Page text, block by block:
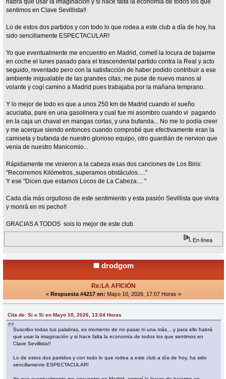
habrá que usar la imaginación y si hace falta la economía de todos los que
sentimos en Clave Sevillista!!
Lo de estos dos partidos y con todo lo que rodea a este club a día de hoy, ha
sido sencillamente ESPECTACULAR!
Yo que eventualmente me encuentro en Madrid, cometí la locura de bajarme
en coche el lunes pasado para el trascendental partido contra la Real y acto
seguido, reventado pero con la satisfacción de haber podido contribuir a ese
ambiente inigualable de las grandes citas; me puse de nuevo manos al
volante y cogí camino a Madrid pues trabajaba por la mañana temprano.
Y lo mejor de todo es que a unos 250 km de Madrid cuando el sueño
acuciaba, pare en una gasolinera y cual fue mi asombro cuando vi pagando
en la caja un chaval en mangas cortas, y una bufanda... No me lo podía creer
y me acerque siendo entonces cuando comprobé que efectivamente eran la
camiseta y bufanda de nuestro glorioso equipo, otro guardián de nervion que
venia de nuestro Manicomio...
Rápidamente me vinieron a la cabeza esas dos canciones de Los Biris:
"Recorremos Kilómetros.,superamos obstáculos....."
Y ese "Dicen que estamos Locos de La Cabeza.... "
Cada día más orgulloso de este sentimiento y esta pasión Sevillista que vivira
y morirá en mi pecho!!
GRACIAS A TODOS sois lo mejor de este club.
En línea
drodgom
Re:LA AFICIÓN
« Respuesta #4217 en: Mayo 10, 2026, 17:07 Horas »
Cita de: Si o Si en Mayo 10, 2026, 13:04 Horas
Suscribo todas tus palabras, es momento de no pasar ni una más....y para ello habrá
que usar la imaginación y si hace falta la economía de todos los que sentimos en
Clave Sevillista!!
Lo de estos dos partidos y con todo lo que rodea a este club a día de hoy, ha sido
sencillamente ESPECTACULAR!